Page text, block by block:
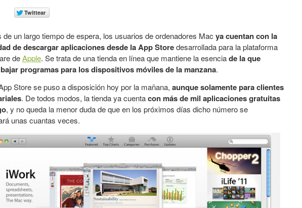
de un largo tiempo de espera, los usuarios de ordenadores Mac ya cuentan con la
de descargar aplicaciones desde la App Storedesarrollada para la plataforma
deApple. Se trata de una tienda en línea que mantiene la esenciade la que
programas para los dispositivos móviles de la manzana.
Store se puso a disposición hoy por la mañana, aunque solamente para clientes
. De todos modos, la tienda ya cuentacon más de mil aplicaciones gratuitas
, y no queda la menor duda de que en los próximos días dicho número se
unas cuantas veces.